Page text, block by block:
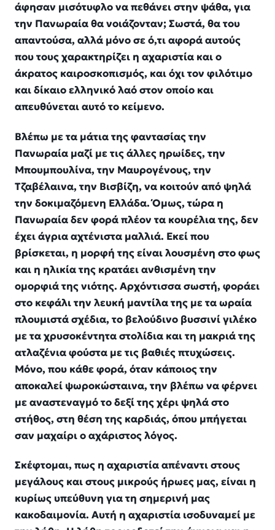
άφησαν μισότυφλο να πεθάνει στην ψάθα, για
την Πανωραία θα νοιάζονταν; Σωστά, θα του
απαντούσα, αλλά μόνο σε ό,τι αφορά αυτούς
που τους χαρακτηρίζει η αχαριστία και ο
άκρατος καιροσκοπισμός, και όχι τον φιλότιμο
και δίκαιο ελληνικό λαό στον οποίο και
απευθύνεται αυτό το κείμενο.
Βλέπω με τα μάτια της φαντασίας την
Πανωραία μαζί με τις άλλες ηρωίδες, την
Μπουμπουλίνα, την Μαυρογένους, την
Τζαβέλαινα, την Βισβίζη, να κοιτούν από ψηλά
την δοκιμαζόμενη Ελλάδα. Όμως, τώρα η
Πανωραία δεν φορά πλέον τα κουρέλια της, δεν
έχει άγρια αχτένιστα μαλλιά. Εκεί που
βρίσκεται, η μορφή της είναι λουσμένη στο φως
και η ηλικία της κρατάει ανθισμένη την
ομορφιά της νιότης. Αρχόντισσα σωστή, φοράει
στο κεφάλι την λευκή μαντίλα της με τα ωραία
πλουμιστά σχέδια, το βελούδινο βυσσινί γιλέκο
με τα χρυσοκέντητα στολίδια και τη μακριά της
ατλαζένια φούστα με τις βαθιές πτυχώσεις.
Μόνο, που κάθε φορά, όταν κάποιος την
αποκαλεί ψωροκώσταινα, την βλέπω να φέρνει
με αναστεναγμό το δεξί της χέρι ψηλά στο
στήθος, στη θέση της καρδιάς, όπου μπήγεται
σαν μαχαίρι ο αχάριστος λόγος.
Σκέφτομαι, πως η αχαριστία απέναντι στους
μεγάλους και στους μικρούς ήρωες μας, είναι η
κυρίως υπεύθυνη για τη σημερινή μας
κακοδαιμονία. Αυτή η αχαριστία ισοδυναμεί με